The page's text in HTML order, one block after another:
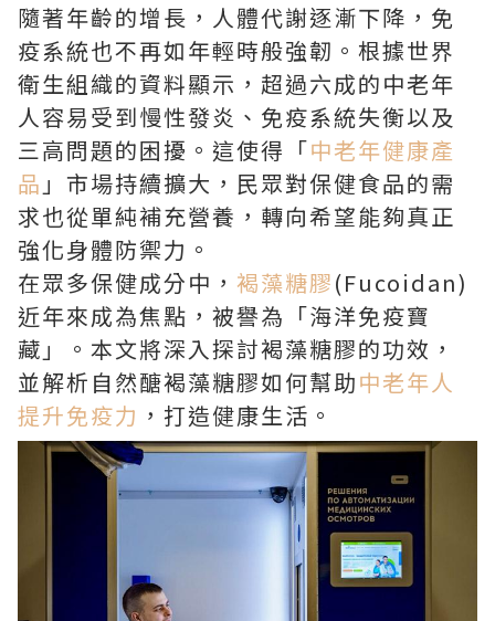
隨著年齡的增長，人體代謝逐漸下降，免
疫系統也不再如年輕時般強韌。根據世界
衛生組織的資料顯示，超過六成的中老年
人容易受到慢性發炎、免疫系統失衡以及
三高問題的困擾。這使得「中老年健康產
品 」市場持續擴大，民眾對保健食品的需
求也從單純補充營養，轉向希望能夠真正
強化身體防禦力。
在眾多保健成分中， 褐藻糖膠(Fucoidan)
近年來成為焦點，被譽為「海洋免疫寶
藏」。本文將深入探討褐藻糖膠的功效，
並解析自然醣褐藻糖膠如何幫助中老年人
提升免疫力 ，打造健康生活。